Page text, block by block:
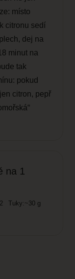
místo
citronu sedí
dej na
minut na
tak
pokud
citron, pepř
na 1
Tuky: ~30 g